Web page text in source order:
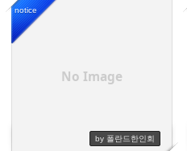
No Image
notice
by 폴란드한인회